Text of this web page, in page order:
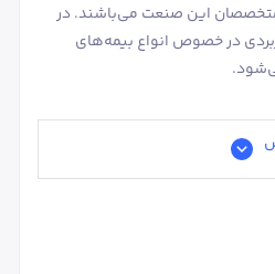
این صنعت می‌باشند. در
در خصوص انواع بیمه‌های